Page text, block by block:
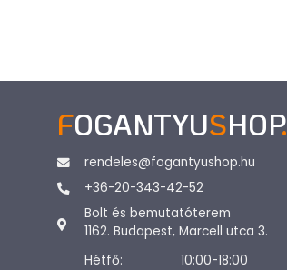
FOGANTYUSHOP.
rendeles@fogantyushop.hu
+36-20-343-42-52
Bolt és bemutatóterem
1162. Budapest, Marcell utca 3.
Hétfő:
10:00-18:00